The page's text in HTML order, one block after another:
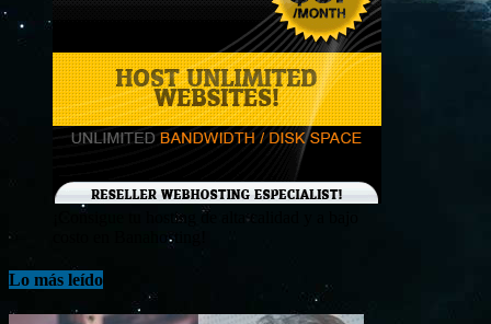
¡Consigue tu hosting de alta calidad y a bajo
costo en Banahosting!
Lo más leído